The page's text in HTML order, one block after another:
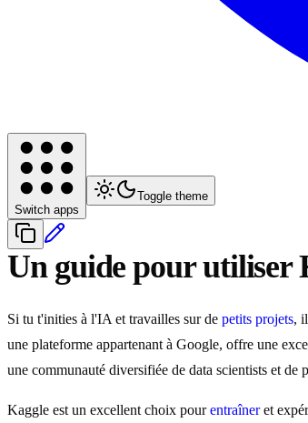
Switch apps
Toggle theme
Un guide pour utiliser
Si tu t'inities à l'IA et travailles sur de petits projets,
une plateforme appartenant à Google, offre une
une communauté diversifiée de data scientists et de
Kaggle est un excellent choix pourentraîneret